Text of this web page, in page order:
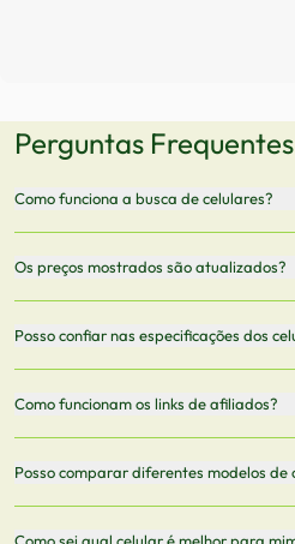
Perguntas Frequentes
Como funciona a busca de celulares?
armazenamento, memória RAM,
5G.
Os preços mostrados são atualizados?
vendedor antes de finalizar sua
Posso confiar nas especificações dos
informações mais recentes de
Como funcionam os links de afiliados?
Posso comparar diferentes modelos de
Sim! Você pode selecionar até
Como sei qual celular é melhor para